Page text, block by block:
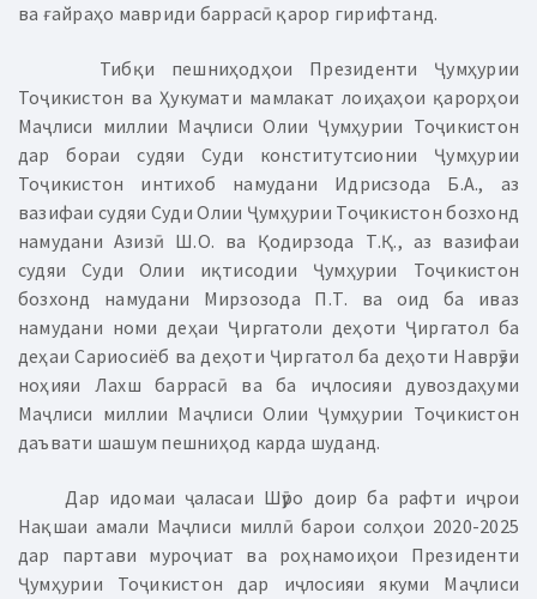
ва ғайраҳо мавриди баррасӣ қарор гирифтанд.
Тибқи пешниҳодҳои Президенти Ҷумҳурии
Тоҷикистон ва Ҳукумати мамлакат лоиҳаҳои қарорҳои
Маҷлиси миллии Маҷлиси Олии Ҷумҳурии Тоҷикистон
дар бораи судяи Суди конститутсионии Ҷумҳурии
Тоҷикистон интихоб намудани Идрисзода Б.А., аз
вазифаи судяи Суди Олии Ҷумҳурии Тоҷикистон бозхонд
намудани Азизӣ Ш.О. ва Қодирзода Т.Қ., аз вазифаи
судяи Суди Олии иқтисодии Ҷумҳурии Тоҷикистон
бозхонд намудани Мирзозода П.Т. ва оид ба иваз
намудани номи деҳаи Ҷиргатоли деҳоти Ҷиргатол ба
деҳаи Сариосиёб ва деҳоти Ҷиргатол ба деҳоти Наврӯзи
ноҳияи Лахш баррасӣ ва ба иҷлосияи дувоздаҳуми
Маҷлиси миллии Маҷлиси Олии Ҷумҳурии Тоҷикистон
даъвати шашум пешниҳод карда шуданд.
Дар идомаи ҷаласаи Шӯро доир ба рафти иҷрои
Нақшаи амали Маҷлиси миллӣ барои солҳои 2020-2025
дар партави муроҷиат ва роҳнамоиҳои Президенти
Ҷумҳурии Тоҷикистон дар иҷлосияи якуми Маҷлиси